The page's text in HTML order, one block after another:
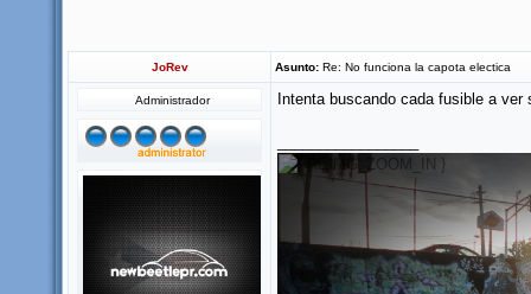
JoRev Asunto: Re: No funciona la capota electica
Administrador Intenta buscando cada fusible a ver